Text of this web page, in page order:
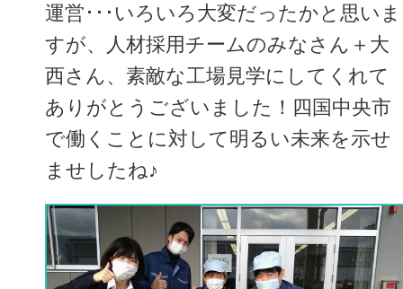
運営･･･いろいろ大変だったかと思いま
すが、人材採用チームのみなさん＋大
西さん、素敵な工場見学にしてくれて
ありがとうございました！四国中央市
で働くことに対して明るい未来を示せ
ませしたね♪